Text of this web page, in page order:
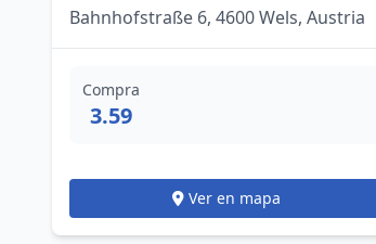
Bahnhofstraße 6, 4600 Wels, Austria
Compra
3.59
Ver en mapa